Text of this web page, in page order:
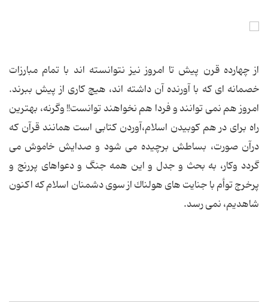
از چهارده قرن پیش تا امروز نیز نتوانسته اند با تمام مبارزات
خصمانه ای كه با آورنده آن داشته اند، هیچ كاری از پیش ببرند.
امروز هم نمی توانند و فردا هم نخواهند توانست!! وگرنه، بهترین
راه برای در هم كوبیدن اسلام،آوردن كتابی است همانند قرآن كه
درآن صورت، بساطش برچیده می شود و صدایش خاموش می
گردد وكار، به بحث و جدل و این همه جنگ و دعواهای پررنج و
پرخرج توأم با جنایت های هولناك از سوی دشمنان اسلام كه اكنون
شاهدیم، نمی رسد.